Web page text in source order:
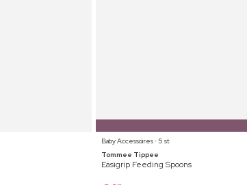
Baby Accessoires ⋅ 5 st
Tommee Tippee
Easigrip Feeding Spoons